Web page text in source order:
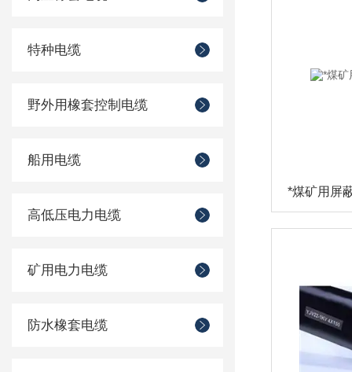
特种电缆
野外用橡套控制电缆
船用电缆
高低压电力电缆
矿用电力电缆
防水橡套电缆
*煤矿用屏